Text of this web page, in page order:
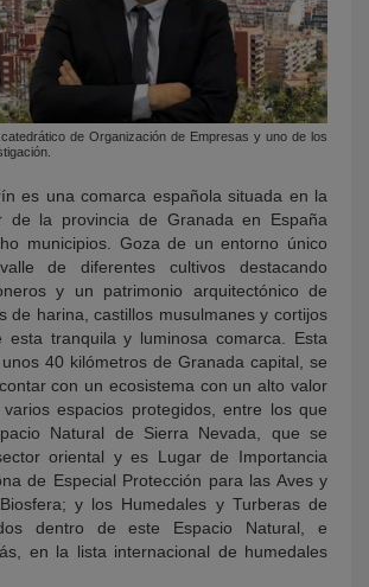
catedrático de Organización de Empresas y uno de los
es una comarca española situada en la
de la provincia de Granada en España
municipios. Goza de un entorno único
de diferentes cultivos destacando
y un patrimonio arquitectónico de
de harina, castillos musulmanes y cortijos
esta tranquila y luminosa comarca. Esta
40 kilómetros de Granada capital, se
con un ecosistema con un alto valor
espacios protegidos, entre los que
Natural de Sierra Nevada, que se
oriental y es Lugar de Importancia
de Especial Protección para las Aves y
y los Humedales y Turberas de
dentro de este Espacio Natural, e
en la lista internacional de humedales